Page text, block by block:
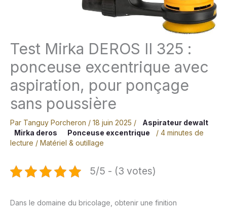
Test Mirka DEROS II 325 :
ponceuse excentrique avec
aspiration, pour ponçage
sans poussière
Par Tanguy Porcheron / 18 juin 2025 /
Aspirateur dewalt
Mirka deros
Ponceuse excentrique / 4 minutes de
lecture / Matériel & outillage
5/5 - (3 votes)
Dans le domaine du bricolage, obtenir une finition